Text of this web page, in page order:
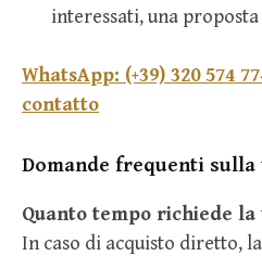
interessati, una
WhatsApp: (+39) 320 574
contatto
Domande frequenti sulla
Quanto tempo richiede la
In caso di acquisto diretto,